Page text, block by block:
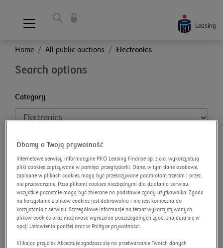
Home All public auctions Electronics
Search options
Category
Subcategory
Brand
Dbamy o Twoją prywatność
Internetowe serwisy informacyjne PKO Leasing Finanse sp. z o.o. wykorzystują
pliki cookies zapisywane w pamięci przeglądarki. Dane, w tym dane osobowe,
zapisane w plikach cookies mogą być przekazywane podmiotom trzecim i przez
nie przetwarzane. Poza plikami cookies niezbędnymi dla działania serwisu,
wszystkie pozostałe mogą być zbierane na podstawie zgody użytkownika. Zgoda
na korzystanie z plików cookies jest dobrowolna i nie jest konieczna do
korzystania z serwisu. Szczegółowe informacje na temat wykorzystywanych
plików cookies oraz możliwość wyrażenia poszczególnych zgód, znajdują się w
opcji Ustawienia poniżej oraz w Polityce prywatności.
Klikając przycisk Akceptuję zgadzasz się na przetwarzanie Twoich danych